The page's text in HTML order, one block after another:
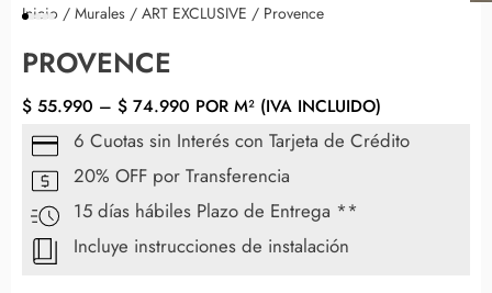
Inicio / Murales / ART EXCLUSIVE / Provence
PROVENCE
$ 55.990 – $ 74.990 POR M² (IVA INCLUIDO)
6 Cuotas sin Interés con Tarjeta de Crédito
20% OFF por Transferencia
15 días hábiles Plazo de Entrega **
Incluye instrucciones de instalación